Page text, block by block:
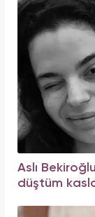
Aslı
düştüm